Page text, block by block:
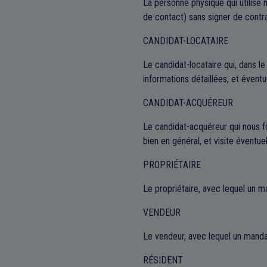
La personne physique qui
de contact) sans signer de
CANDIDAT-LOCATAIRE
Le candidat-locataire qui, dans
informations détaillées, et
CANDIDAT-ACQUÉREUR
Le candidat-acquéreur qui nous
bien en général, et visite
PROPRIÉTAIRE
Le propriétaire, avec lequel un
VENDEUR
Le vendeur, avec lequel un
RÉSIDENT